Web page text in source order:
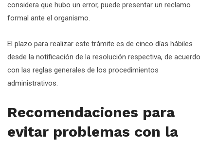
considera que hubo un error, puede presentar un reclamo
formal ante el organismo.
El plazo para realizar este trámite es de cinco días hábiles
desde la notificación de la resolución respectiva, de acuerdo
con las reglas generales de los procedimientos
administrativos.
Recomendaciones para
evitar problemas con la